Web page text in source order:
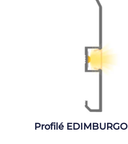
Profilé EDIMBURGO